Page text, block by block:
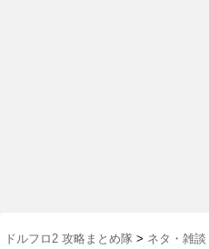
ドルフロ2 攻略まとめ隊 > ネタ・雑談